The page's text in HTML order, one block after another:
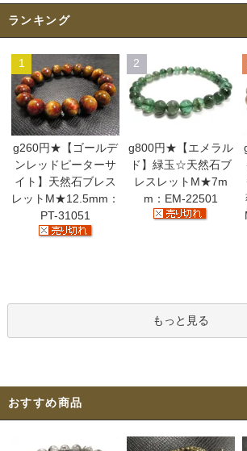
ランキング
1
g260円★【ゴールデ
ンレッドピーターサ
イト】天然石ブレス
レットM★12.5mm：
PT-31051
2
g800円★【エメラル
ド】緑玉☆天然石ブ
レスレットM★7m
m：EM-22501
もっと見る
おすすめ商品